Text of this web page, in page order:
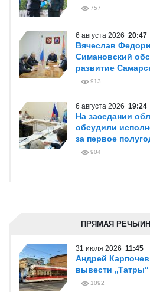
757
6 августа 2026 20:47
Вячеслав
Симановский
развитие
913
6 августа 2026 19:24
На заседании
обсудили
за первое
904
ПРЯМАЯ РЕЧЬ/
31 июля 2026 11:45
Андрей
вывести
1092